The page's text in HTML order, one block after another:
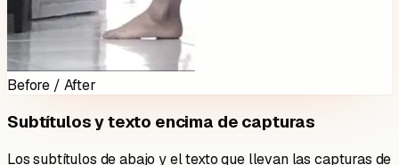
Before / After
Subtítulos y texto encima de capturas
Los subtítulos de abajo y el texto que llevan las capturas de